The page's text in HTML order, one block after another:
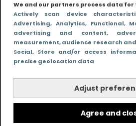
We and our partners process data
Actively scan device
Advertising, Analytics, Functional,
advertising and content,
measurement, audience research
Social, Store and/or access
precise geolocation data
Adjust
Agree and